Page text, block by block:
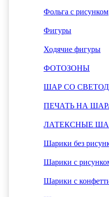
Фольга с рисунком
Фигуры
Ходячие фигуры
ФОТОЗОНЫ
ШАР СО
ПЕЧАТЬ НА
ЛАТЕКСНЫЕ
Шарики без
Шарики с
Шарики с